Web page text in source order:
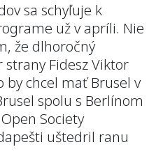
sa schyľuje k
už v apríli. Nie
že dlhoročný
Fidesz Viktor
chcel mať Brusel v
spolu s Berlínom
Society
uštedril ranu